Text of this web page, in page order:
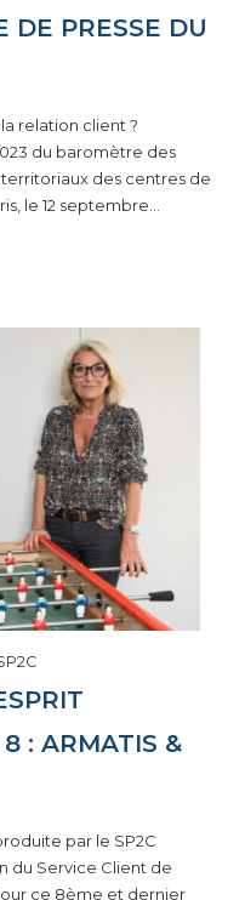
DE PRESSE DU
relation client ?
du baromètre des
des centres de
le 12 septembre…
8 : ARMATIS &
par le SP2C
du Service Client de
ce 8ème et dernier